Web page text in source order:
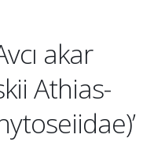
akar
Athias-